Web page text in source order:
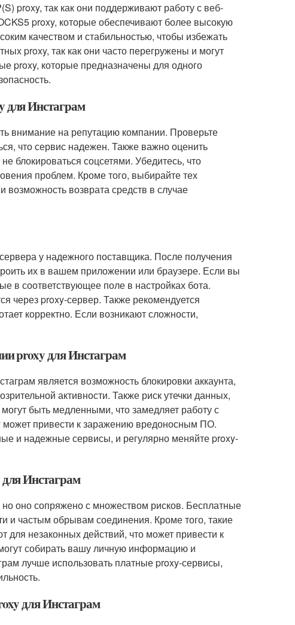
proxy, так как они поддерживают работу с веб-
proxy, которые обеспечивают более высокую
качеством и стабильностью, чтобы избежать
proxy, так как они часто перегружены и могут
proxy, которые предназначены для одного
для Инстаграм
внимание на репутацию компании. Проверьте
что сервис надежен. Также важно оценить
блокироваться соцсетями. Убедитесь, что
проблем. Кроме того, выбирайте тех
возврата средств в случае
у надежного поставщика. После получения
их в вашем приложении или браузере. Если вы
в соответствующее поле в настройках бота.
через proxy-сервер. Также рекомендуется
корректно. Если возникают сложности,
proxy для Инстаграм
является возможность блокировки аккаунта,
активности. Также риск утечки данных,
быть медленными, что замедляет работу с
привести к заражению вредоносным ПО.
и надежные сервисы, и регулярно меняйте proxy-
Инстаграм
оно сопряжено с множеством рисков. Бесплатные
и частым обрывам соединения. Кроме того, такие
для незаконных действий, что может привести к
собирать вашу личную информацию и
лучше использовать платные proxy-сервисы,
для Инстаграм